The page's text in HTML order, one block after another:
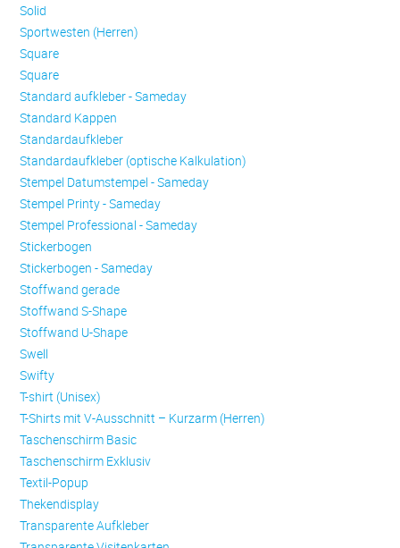
Solid
Sportwesten (Herren)
Square
Square
Standard aufkleber - Sameday
Standard Kappen
Standardaufkleber
Standardaufkleber (optische Kalkulation)
Stempel Datumstempel - Sameday
Stempel Printy - Sameday
Stempel Professional - Sameday
Stickerbogen
Stickerbogen - Sameday
Stoffwand gerade
Stoffwand S-Shape
Stoffwand U-Shape
Swell
Swifty
T-shirt (Unisex)
T-Shirts mit V-Ausschnitt – Kurzarm (Herren)
Taschenschirm Basic
Taschenschirm Exklusiv
Textil-Popup
Thekendisplay
Transparente Aufkleber